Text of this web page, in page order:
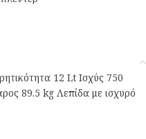
12 Lt Ισχύς 750
89.5 kg Λεπίδα με ισχυρό